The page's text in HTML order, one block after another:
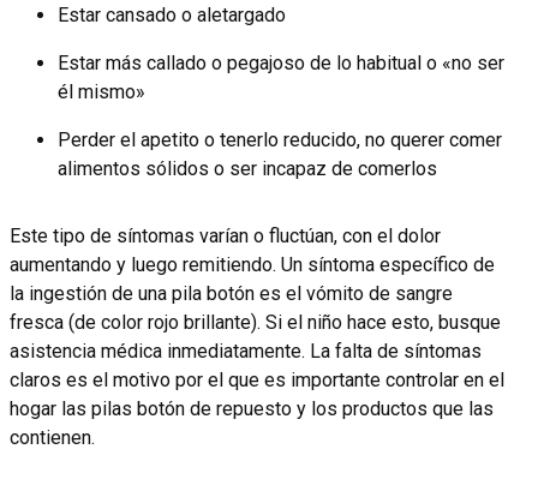
Estar cansado o aletargado
Estar más callado o pegajoso de lo habitual o «no ser
él mismo»
Perder el apetito o tenerlo reducido, no querer comer
alimentos sólidos o ser incapaz de comerlos
Este tipo de síntomas varían o fluctúan, con el dolor
aumentando y luego remitiendo. Un síntoma específico de
la ingestión de una pila botón es el vómito de sangre
fresca (de color rojo brillante). Si el niño hace esto, busque
asistencia médica inmediatamente. La falta de síntomas
claros es el motivo por el que es importante controlar en el
hogar las pilas botón de repuesto y los productos que las
contienen.